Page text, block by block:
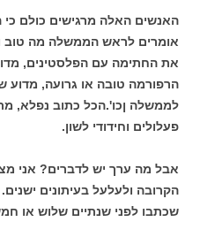
האנשים האלה מרגישים כולם כי
אומרים לראש הממשלה מה טוב
את החתימה עם הפלסטינים,
הרפורמה טובה או גרועה,
לממשלה ןכו'.הכל כתוב נפלא,
פעלולים וחידודי לשון.
אבל מה ערך יש לדברים? אני
הקרובה ולעלעל בעיתונים
שכתבו לפני שנתיים שלוש או